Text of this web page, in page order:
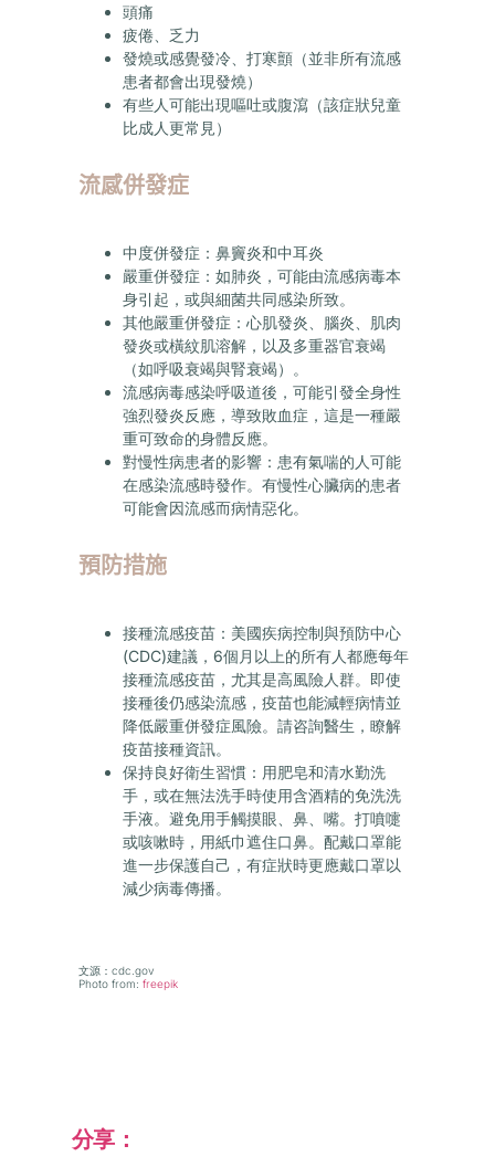
頭痛
疲倦、乏力
發燒或感覺發冷、打寒顫（並非所有流感
患者都會出現發燒）
有些人可能出現嘔吐或腹瀉（該症狀兒童
比成人更常見）
流感併發症
中度併發症：鼻竇炎和中耳炎
嚴重併發症：如肺炎，可能由流感病毒本
身引起，或與細菌共同感染所致。
其他嚴重併發症：心肌發炎、腦炎、肌肉
發炎或橫紋肌溶解，以及多重器官衰竭
（如呼吸衰竭與腎衰竭）。
流感病毒感染呼吸道後，可能引發全身性
強烈發炎反應，導致敗血症，這是一種嚴
重可致命的身體反應。
對慢性病患者的影響： 患有氣喘的人可能
在感染流感時發作。有慢性心臟病的患者
可能會因流感而病情惡化。
預防措施
接種流感疫苗： 美國疾病控制與預防中心
(CDC)建議，6個月以上的所有人都應每年
接種流感疫苗，尤其是高風險人群。即使
接種後仍感染流感，疫苗也能減輕病情並
降低嚴重併發症風險。請咨詢醫生，瞭解
疫苗接種資訊。
保持良好衛生習慣： 用肥皂和清水勤洗
手，或在無法洗手時使用含酒精的免洗洗
手液。避免用手觸摸眼、鼻、嘴。打噴嚏
或咳嗽時，用紙巾遮住口鼻。配戴口罩能
進一步保護自己，有症狀時更應戴口罩以
減少病毒傳播。
文源 ：cdc.gov
Photo from:freepik
分享：